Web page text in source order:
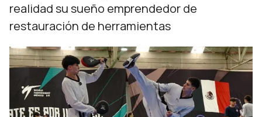
realidad su sueño emprendedor de
restauración de herramientas